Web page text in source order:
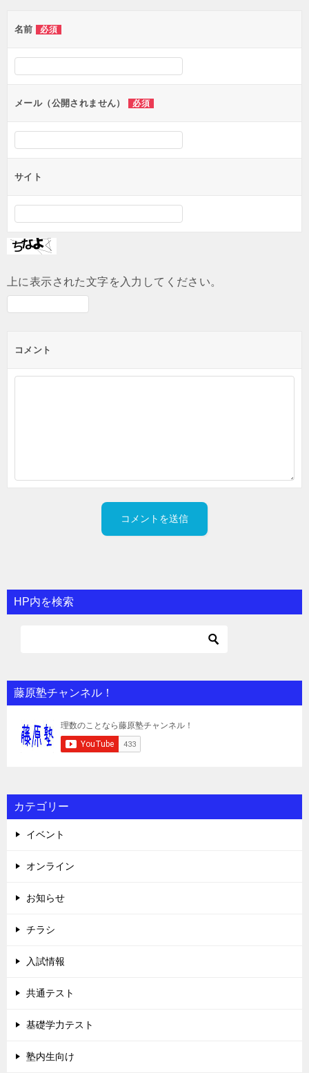
ー
シ
ン
名前 必須
メール（公開されません） 必須
サイト
上に表示された文字を入力してください。
コメント
HP内を検索
藤原塾チャンネル！
カテゴリー
イベント
オンライン
お知らせ
チラシ
入試情報
共通テスト
基礎学力テスト
塾内生向け